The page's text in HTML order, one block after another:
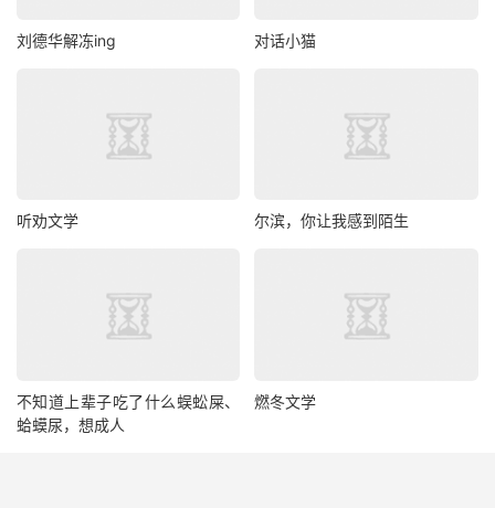
刘德华解冻ing 对话小猫
听劝文学 尔滨，你让我感到陌生
不知道上辈子吃了什么蜈蚣屎、
蛤蟆尿，想成人
燃冬文学